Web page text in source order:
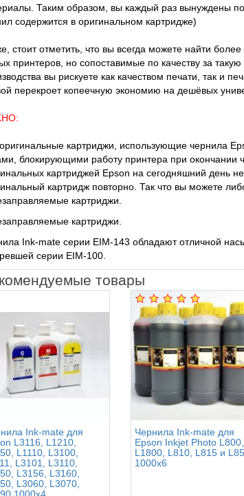
Таким образом, вы каждый раз вынуждены
содержится в оригинальном картридже)
стоит отметить, что вы всегда можете найти
принтеров, но сопоставимые по качеству за
вы рискуете как качеством печати, так и
перекроет копеечную экономию на дешёвых
картриджи, использующие чернила
блокирующими работу принтера при окончании
картриджей Epson на сегодняшний день
картридж повторно. Так что вы можете
картриджи.
картриджи.
Ink-mate серии EIM-143 обладают отличной
серии EIM-100.
товары
Ink-mate для
L3116, L1210,
L1110, L3100,
L3101, L3110,
L3156, L3160,
L3060, L3070,
Чернила Ink-mate для
Epson Inkjet Photo L800,
L1800, L810, L815 и
1000x6